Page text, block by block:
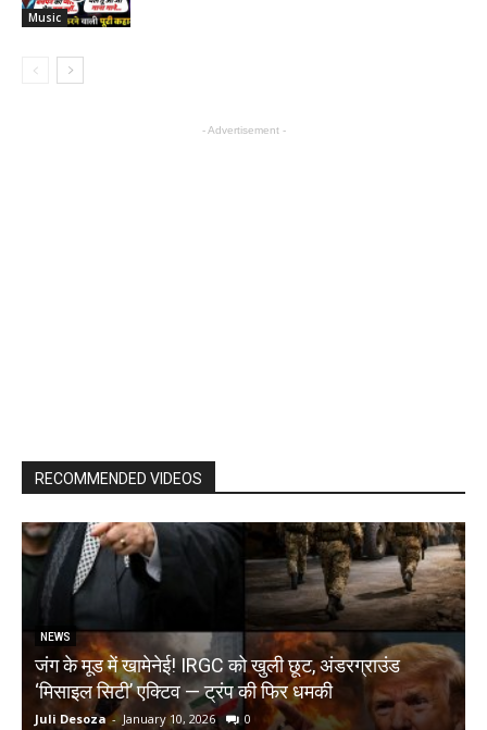
Music
- Advertisement -
RECOMMENDED VIDEOS
NEWS
जंग के मूड में खामेनेई! IRGC को खुली छूट, अंडरग्राउंड
‘मिसाइल सिटी’ एक्टिव — ट्रंप की फिर धमकी
Juli Desoza - January 10, 2026 0